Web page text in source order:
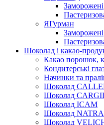
Заморожені
ЯГурман
Заморожені
Шоколад і какао-
Какао порошок,
Кондитерські
Начинки та
Шоколад
Шоколад
Шоколад ICAM
Шоколад NATRA
Шоколад